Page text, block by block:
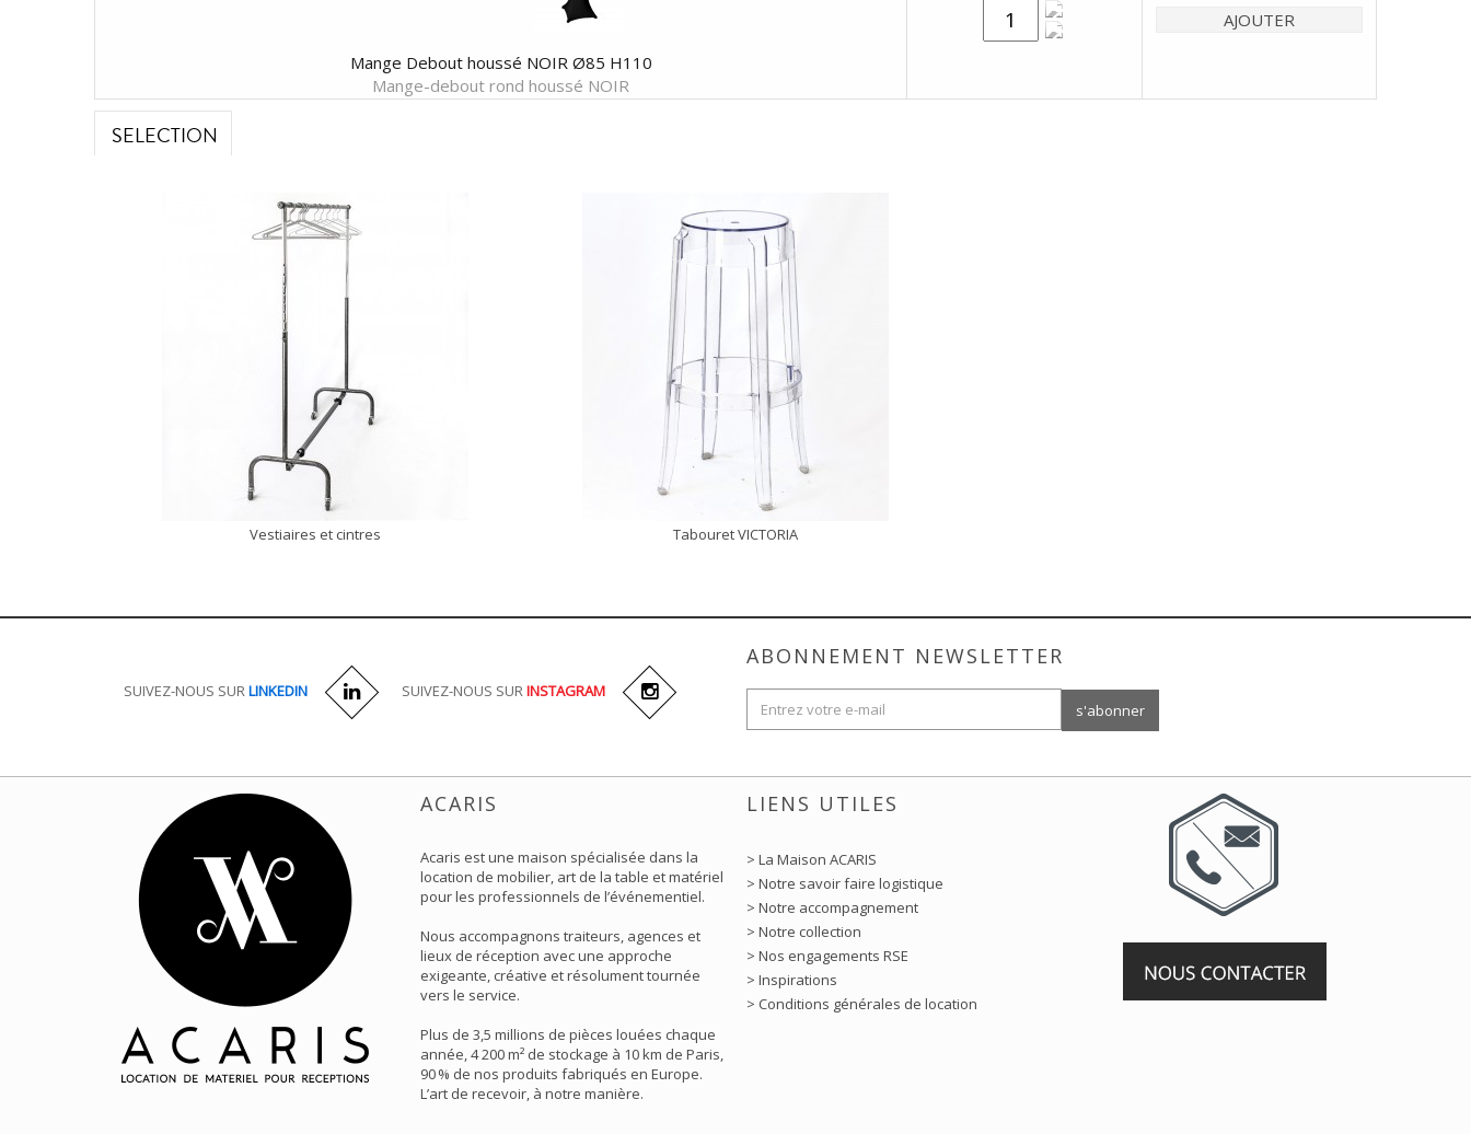
Mange Debout houssé NOIR Ø85 H110
Mange-debout rond houssé NOIR
SELECTION
Vestiaires et cintres Tabouret VICTORIA
SUIVEZ-NOUS SURLINKEDIN SUIVEZ-NOUS SURINSTAGRAM
ABONNEMENT NEWSLETTER
ACARIS
Acaris est une maison spécialisée dans la
location de mobilier, art de la table et matériel
pour les professionnels de l’événementiel.
Nous accompagnons traiteurs, agences et
lieux de réception avec une approche
exigeante, créative et résolument tournée
vers le service.
Plus de 3,5 millions de pièces louées chaque
année, 4 200 m² de stockage à 10 km de Paris,
90 % de nos produits fabriqués en Europe.
L’art de recevoir, à notre manière.
LIENS UTILES
> La Maison ACARIS
> Notre savoir faire logistique
> Notre accompagnement
> Notre collection
> Nos engagements RSE
> Inspirations
> Conditions générales de location